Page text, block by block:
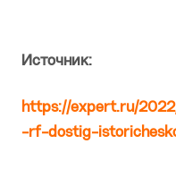
Источник:
https://expert.ru/
-rf-dostig-